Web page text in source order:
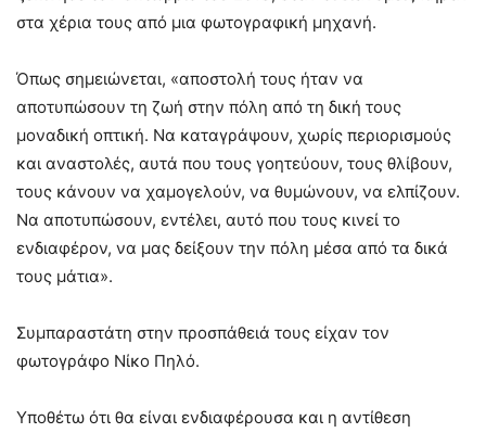
στα χέρια τους από μια φωτογραφική μηχανή.
Όπως σημειώνεται, «αποστολή τους ήταν να
αποτυπώσουν τη ζωή στην πόλη από τη δική τους
μοναδική οπτική. Να καταγράψουν, χωρίς περιορισμούς
και αναστολές, αυτά που τους γοητεύουν, τους θλίβουν,
τους κάνουν να χαμογελούν, να θυμώνουν, να ελπίζουν.
Να αποτυπώσουν, εντέλει, αυτό που τους κινεί το
ενδιαφέρον, να μας δείξουν την πόλη μέσα από τα δικά
τους μάτια».
Συμπαραστάτη στην προσπάθειά τους είχαν τον
φωτογράφο Νίκο Πηλό.
Υποθέτω ότι θα είναι ενδιαφέρουσα και η αντίθεση